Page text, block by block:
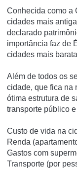
Conhecida como a
cidades mais
declarado
importância faz de
cidades mais
Além de todos os
cidade, que fica na
ótima estrutura de
transporte público
Custo de vida na
Renda
Gastos com
Transporte (por